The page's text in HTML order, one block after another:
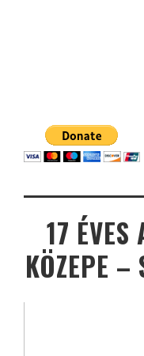
17 ÉVES
KÖZEPE –